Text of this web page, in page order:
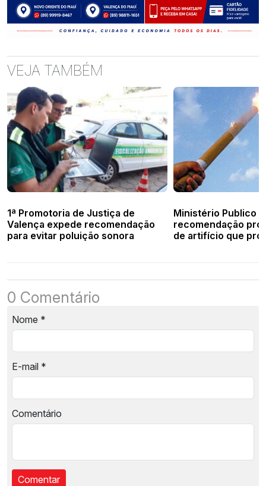
VEJA TAMBÉM
1ª Promotoria de Justiça de
Valença expede recomendação
para evitar poluição sonora
Ministério Publico
recomendação
de artifício que
0 Comentário
Nome *
E-mail *
Comentário